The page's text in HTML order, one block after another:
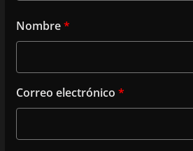
Nombre*
Correo electrónico *